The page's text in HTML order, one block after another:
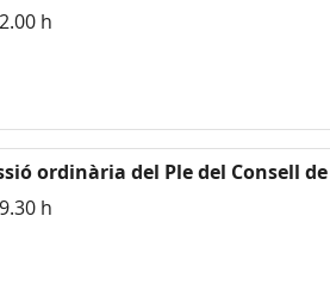
h
ordinària del Ple del Consell
h